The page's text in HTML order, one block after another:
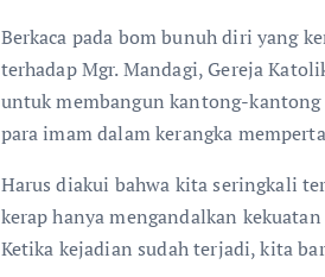
Berkaca pada bom bunuh diri yang
terhadap Mgr. Mandagi, Gereja
untuk membangun kantong-kantong
para imam dalam kerangka
Harus diakui bahwa kita seringkali
kerap hanya mengandalkan
Ketika kejadian sudah terjadi, kita